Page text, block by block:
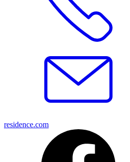
residence.com